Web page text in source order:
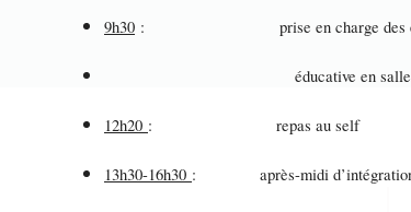
9h30 : prise en charge des élèves
éducative en salles de
12h20 : repas au self
13h30-16h30 : après-midi d’intégration